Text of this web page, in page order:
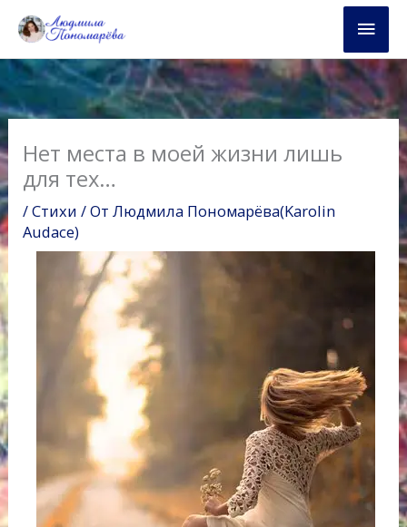
содержимому
Нет места в моей жизни лишь
для тех…
/Стихи / ОтЛюдмила Пономарёва(Karolin
Audace)